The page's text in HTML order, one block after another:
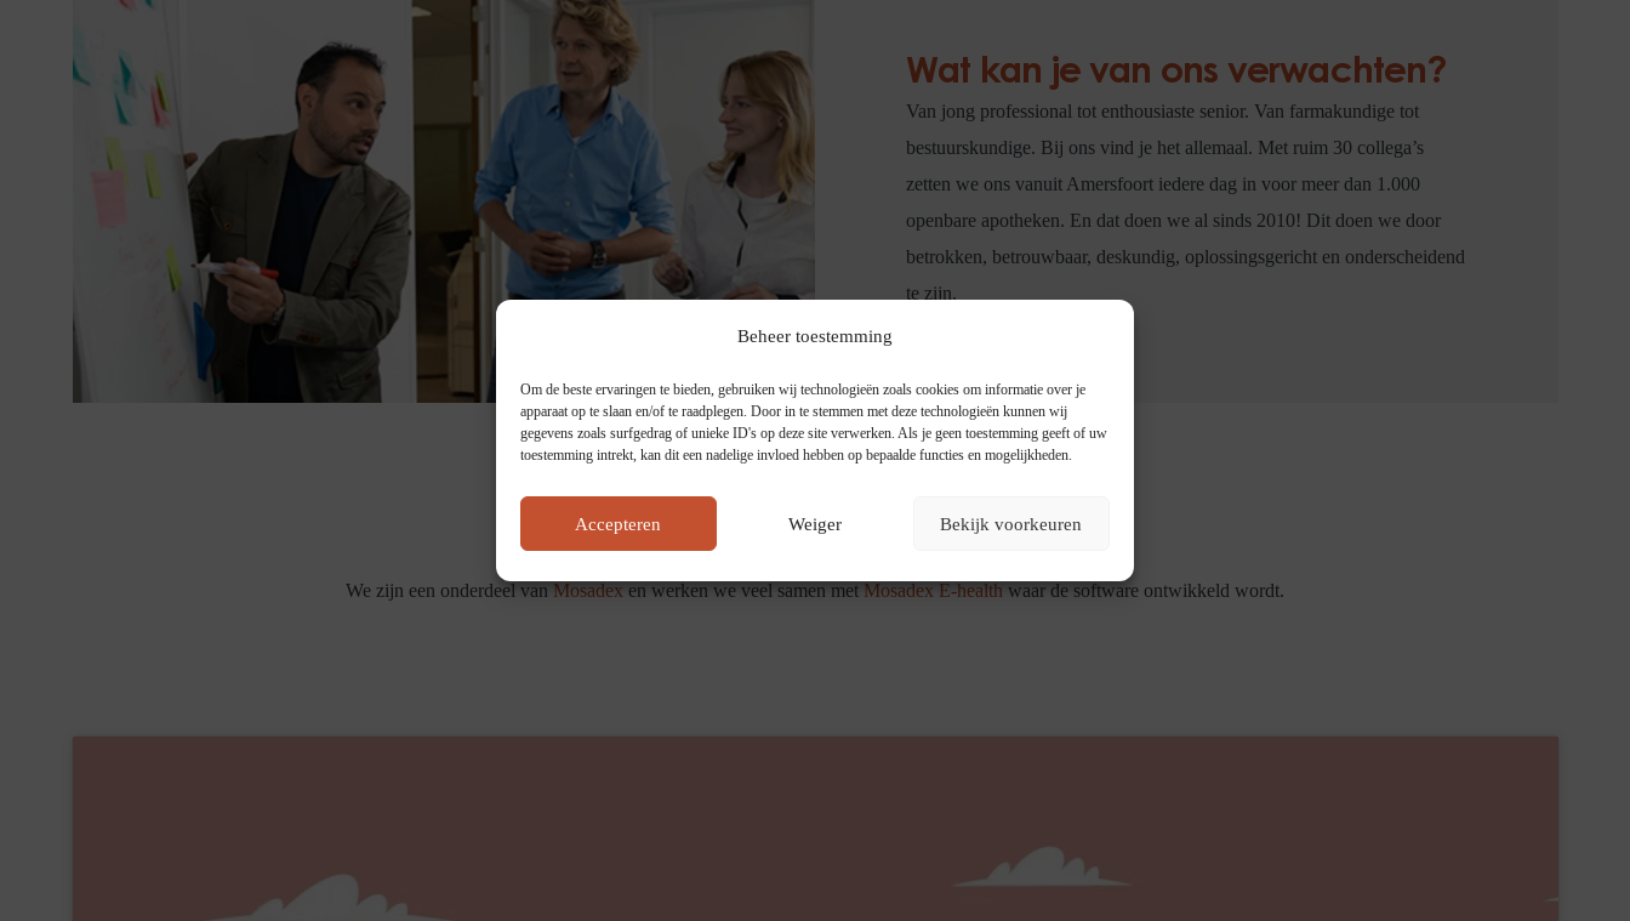
Beheer toestemming
Om de beste ervaringen te bieden, gebruiken wij technologieën zoals cookies om informatie over je
apparaat op te slaan en/of te raadplegen. Door in te stemmen met deze technologieën kunnen wij
gegevens zoals surfgedrag of unieke ID's op deze site verwerken. Als je geen toestemming geeft of uw
toestemming intrekt, kan dit een nadelige invloed hebben op bepaalde functies en mogelijkheden.
Accepteren Weiger Bekijk voorkeuren
Wat kan je van ons verwachten?
Van jong professional tot enthousiaste senior. Van farmakundige tot
bestuurskundige. Bij ons vind je het allemaal. Met ruim 30 collega’s
zetten we ons vanuit Amersfoort iedere dag in voor meer dan 1.000
openbare apotheken. En dat doen we al sinds 2010! Dit doen we door
betrokken, betrouwbaar, deskundig, oplossingsgericht en onderscheidend
te zijn.
En de sfeer op kantoor?
We zijn een onderdeel van Mosadex en werken we veel samen met Mosadex E-health waar de software ontwikkeld wordt.